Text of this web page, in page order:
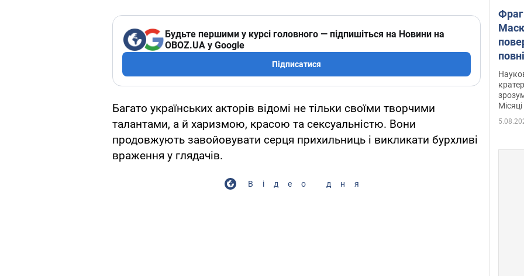
Будьте першими у курсі головного — підпишіться на Новини на
OBOZ.UA у Google
Підписатися
Багато українських акторів відомі не тільки своїми творчими
талантами, а й харизмою, красою та сексуальністю. Вони
продовжують завойовувати серця прихильниць і викликати бурхливі
враження у глядачів.
Відео дня
усе
Місяці